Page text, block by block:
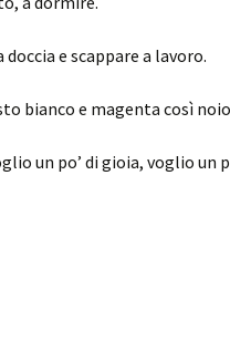
e scappare a lavoro.
bianco e magenta così
un po’ di gioia, voglio un